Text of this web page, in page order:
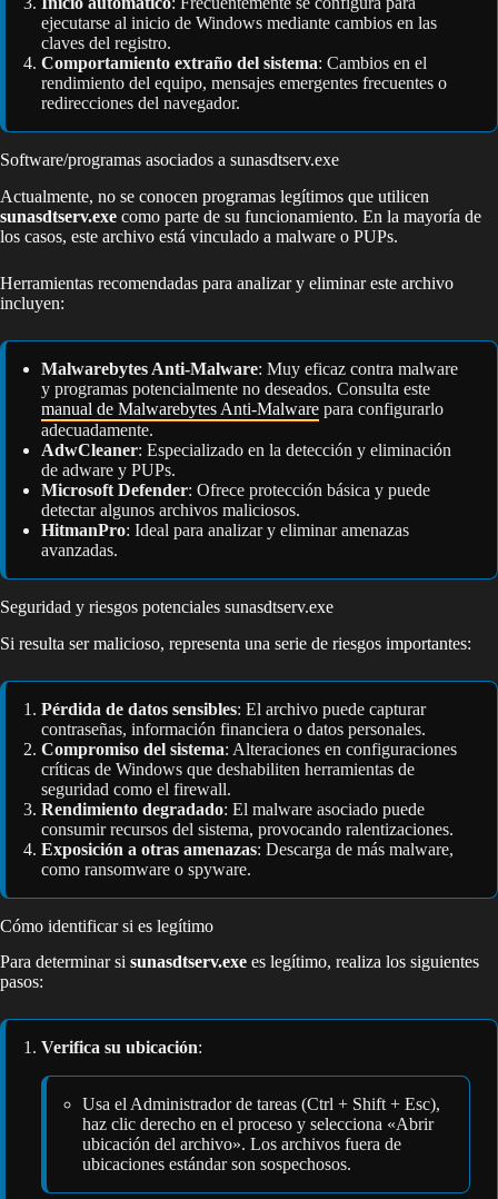
ejecutarse al inicio de Windows mediante cambios en las
claves del registro.
Comportamiento extraño del sistema: Cambios en el
rendimiento del equipo, mensajes emergentes frecuentes o
redirecciones del navegador.
Software/programas asociados a sunasdtserv.exe
Actualmente, no se conocen programas legítimos que utilicen
sunasdtserv.exe como parte de su funcionamiento. En la mayoría de
los casos, este archivo está vinculado a malware o PUPs.
Herramientas recomendadas para analizar y eliminar este archivo
incluyen:
Malwarebytes Anti-Malware: Muy eficaz contra malware
y programas potencialmente no deseados. Consulta este
manual de Malwarebytes Anti-Malware para configurarlo
adecuadamente.
AdwCleaner: Especializado en la detección y eliminación
de adware y PUPs.
Microsoft Defender: Ofrece protección básica y puede
detectar algunos archivos maliciosos.
HitmanPro: Ideal para analizar y eliminar amenazas
avanzadas.
Seguridad y riesgos potenciales sunasdtserv.exe
Si resulta ser malicioso, representa una serie de riesgos importantes:
Pérdida de datos sensibles: El archivo puede capturar
contraseñas, información financiera o datos personales.
Compromiso del sistema: Alteraciones en configuraciones
críticas de Windows que deshabiliten herramientas de
seguridad como el firewall.
Rendimiento degradado: El malware asociado puede
consumir recursos del sistema, provocando ralentizaciones.
Exposición a otras amenazas: Descarga de más malware,
como ransomware o spyware.
Cómo identificar si es legítimo
Para determinar si sunasdtserv.exe es legítimo, realiza los siguientes
pasos:
Verifica su ubicación:
Usa el Administrador de tareas (Ctrl + Shift + Esc),
haz clic derecho en el proceso y selecciona «Abrir
ubicación del archivo». Los archivos fuera de
ubicaciones estándar son sospechosos.